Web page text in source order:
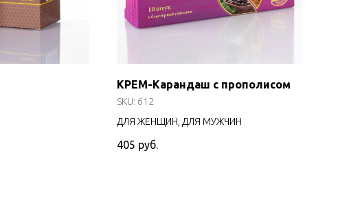
КРЕМ-Карандаш с прополисом
SKU: 612
ДЛЯ ЖЕНЩИН, ДЛЯ МУЖЧИН
405 руб.